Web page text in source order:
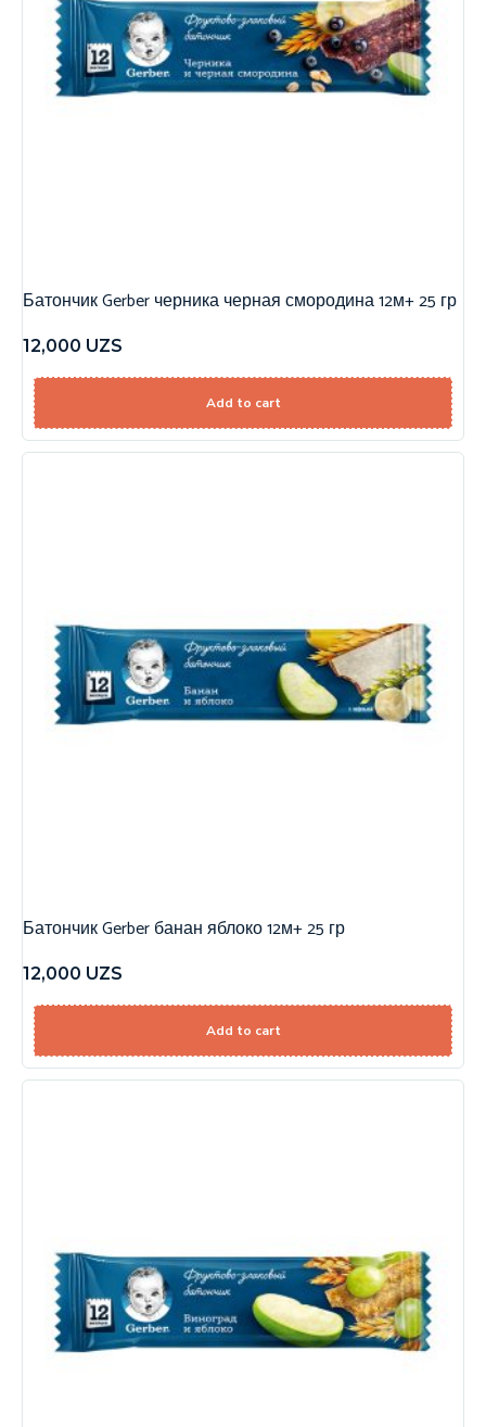
Батончик Gerber черника черная смородина 12м+ 25 гр
12,000 UZS
Add to cart
Батончик Gerber банан яблоко 12м+ 25 гр
12,000 UZS
Add to cart